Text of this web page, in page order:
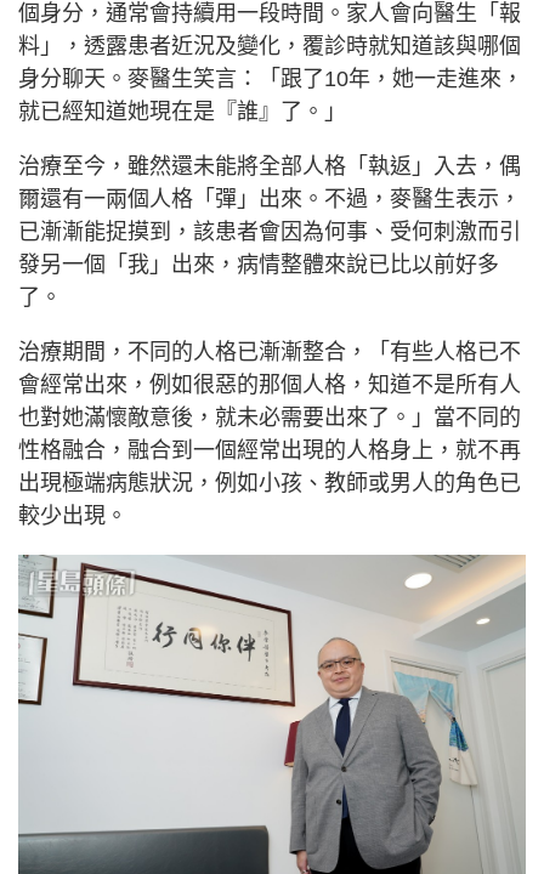
個身分，通常會持續用一段時間。家人會向醫生「報
料」，透露患者近況及變化，覆診時就知道該與哪個
身分聊天。麥醫生笑言：「跟了10年，她一走進來，
就已經知道她現在是『誰』了。」
治療至今，雖然還未能將全部人格「執返」入去，偶
爾還有一兩個人格「彈」出來。不過，麥醫生表示，
已漸漸能捉摸到，該患者會因為何事、受何刺激而引
發另一個「我」出來，病情整體來說已比以前好多
了。
治療期間，不同的人格已漸漸整合，「有些人格已不
會經常出來，例如很惡的那個人格，知道不是所有人
也對她滿懷敵意後，就未必需要出來了。」當不同的
性格融合，融合到一個經常出現的人格身上，就不再
出現極端病態狀況，例如小孩、教師或男人的角色已
較少出現。